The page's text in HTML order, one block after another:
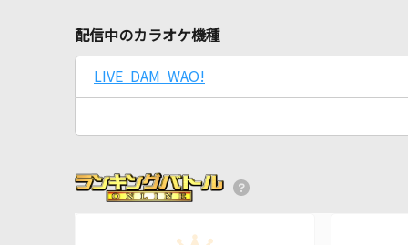
配信中のカラオケ機種
LIVE DAM WAO!